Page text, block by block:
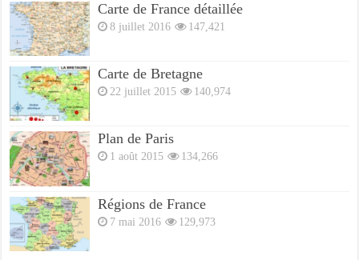
Carte de France détaillée
8 juillet 2016 147,421
Carte de Bretagne
22 juillet 2015 140,974
Plan de Paris
1 août 2015 134,266
Régions de France
7 mai 2016 129,973